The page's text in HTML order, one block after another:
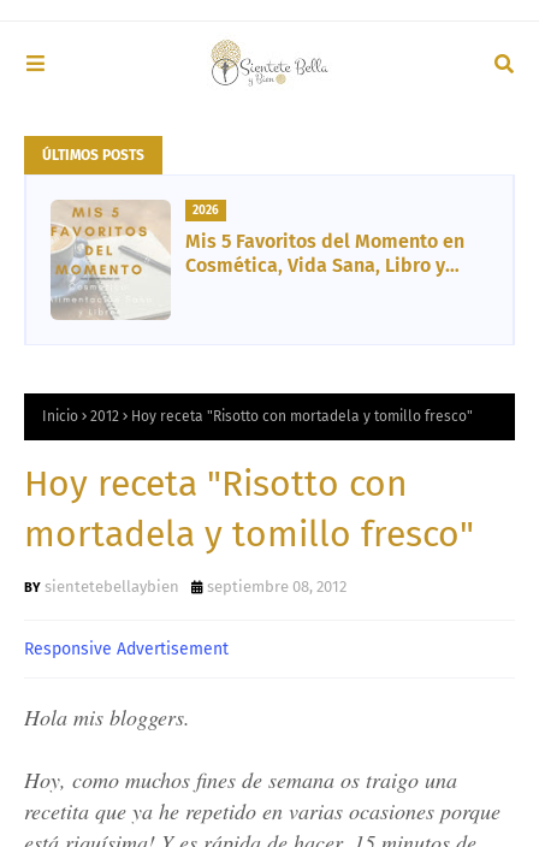
ÚLTIMOS POSTS
2026
Mis 5 Favoritos del Momento en
Cosmética, Vida Sana, Libro y
Inicio 2012 Hoy receta "Risotto con mortadela y tomillo fresco"
Hoy receta "Risotto con
mortadela y tomillo fresco"
sientetebellaybien septiembre 08, 2012
Responsive Advertisement
Hola mis bloggers.
Hoy, como muchos fines de semana os traigo una
recetita que ya he repetido en varias ocasiones porque